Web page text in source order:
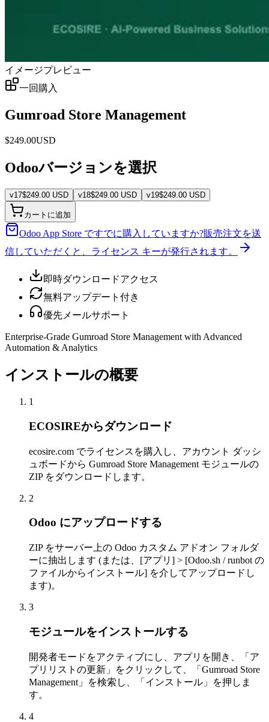
イメージプレビュー
一回購入
Gumroad Store Management
$249.00USD
Odooバージョンを選択
v17$249.00 USD v18$249.00 USD v19$249.00 USD
カートに追加
Odoo App Store ですでに購入していますか?販売注文を送
信していただくと、ライセンス キーが発行されます。
即時ダウンロードアクセス
無料アップデート付き
優先メールサポート
Enterprise-Grade Gumroad Store Management with Advanced
Automation & Analytics
インストールの概要
1
ECOSIREからダウンロード
ecosire.com でライセンスを購入し、アカウント ダッシ
ュボードから Gumroad Store Management モジュールの
ZIP をダウンロードします。
2
Odoo にアップロードする
ZIP をサーバー上の Odoo カスタム アドオン フォルダ
ーに抽出します (または、[アプリ] > [Odoo.sh / runbot の
ファイルからインストール] を介してアップロードし
ます)。
3
モジュールをインストールする
開発者モードをアクティブにし、アプリを開き、「ア
プリリストの更新」をクリックして、「Gumroad Store
Management」を検索し、「インストール」を押しま
す。
4